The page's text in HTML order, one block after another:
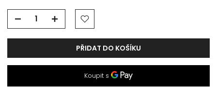
PŘIDAT DO KOŠÍKU